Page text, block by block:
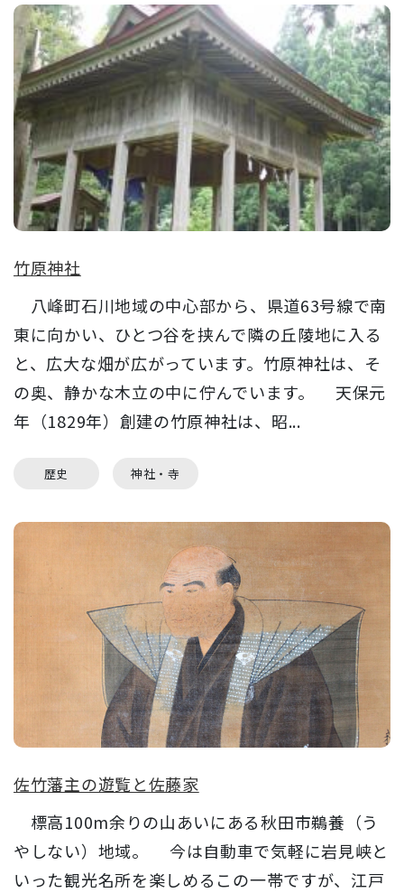
竹原神社
八峰町石川地域の中心部から、県道63号線で南
東に向かい、ひとつ谷を挟んで隣の丘陵地に入る
と、広大な畑が広がっています。竹原神社は、そ
の奥、静かな木立の中に佇んでいます。 天保元
年（1829年）創建の竹原神社は、昭...
歴史 神社・寺
佐竹藩主の遊覧と佐藤家
標高100m余りの山あいにある秋田市鵜養（う
やしない）地域。 今は自動車で気軽に岩見峡と
いった観光名所を楽しめるこの一帯ですが、江戸